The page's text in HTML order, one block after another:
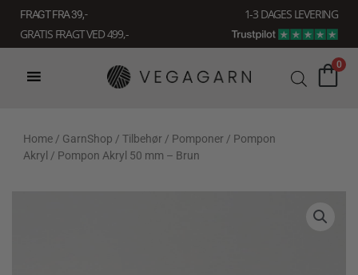
indholdet
FRAGT FRA 39, -
1-3 DAGES LEVERING
GRATIS FRAGT VED 499,-
0
Home / GarnShop / Tilbehør / Pomponer / Pompon
Akryl / Pompon Akryl 50 mm – Brun